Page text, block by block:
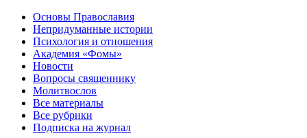
Основы Православия
Непридуманные истории
Психология и отношения
Академия «Фомы»
Новости
Вопросы священнику
Молитвослов
Все материалы
Все рубрики
Подписка на журнал